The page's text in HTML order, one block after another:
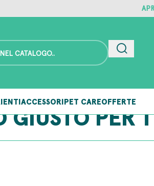
ACCESSORIPET CAREOFFERTE
GIUSTO PER